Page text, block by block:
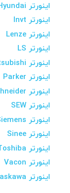
اینورتر Hyundai
اینورتر Invt
اینورتر Lenze
اینورتر LS
اینورتر Mitsubishi
اینورتر Parker
اینورتر Schneider
اینورتر SEW
اینورتر Siemens
اینورتر Sinee
اینورتر Toshiba
اینورتر Vacon
اینورتر Yaskawa